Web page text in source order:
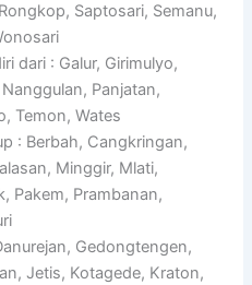
Saptosari, Semanu,
dari : Galur, Girimulyo,
Panjatan,
Temon, Wates
: Berbah, Cangkringan,
Minggir, Mlati,
Pakem, Prambanan,
Gedongtengen,
Jetis, Kotagede, Kraton,